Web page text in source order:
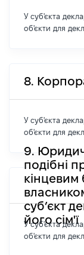
У суб'єкта
об'єкти для
8.
У суб'єкта
об'єкти для
9.
подібні
кінцевим
суб’єкт
його сім'ї
У суб'єкта
об'єкти для